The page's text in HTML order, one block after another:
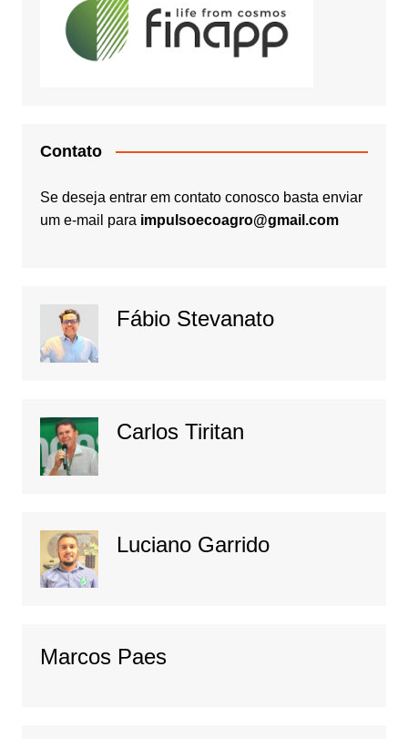
Contato
Se deseja entrar em contato conosco basta enviar
um e-mail para impulsoecoagro@gmail.com
Fábio Stevanato
Carlos Tiritan
Luciano Garrido
Marcos Paes